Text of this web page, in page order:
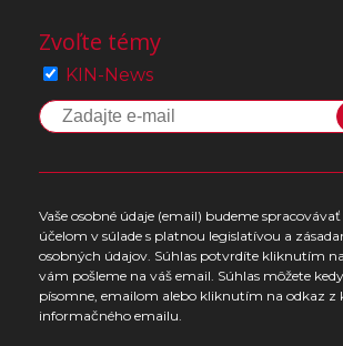
Zvoľte témy
KIN-News
Vaše osobné údaje (email) budeme
účelom v súlade s platnou legislatívou a
osobných údajov. Súhlas potvrdíte kliknutím
vám pošleme na váš email. Súhlas môžete
písomne, emailom alebo kliknutím na odkaz z
informačného emailu.